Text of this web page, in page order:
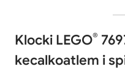
Klocki LEGO®
kecalkoatlem i